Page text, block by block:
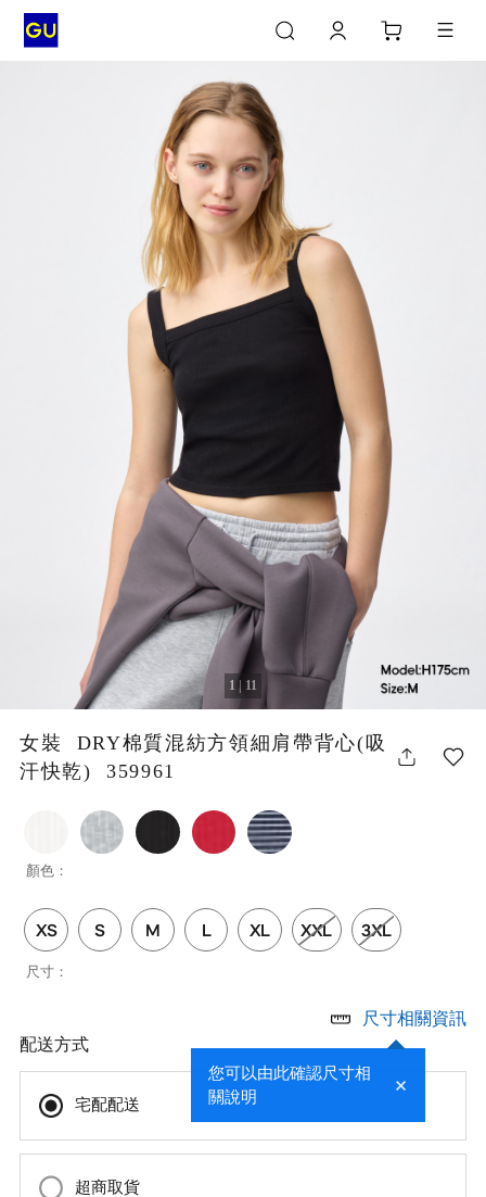
1 | 11
女裝 DRY棉質混紡方領細肩帶背心(吸
汗快乾) 359961
顏色：
XS S M L XL XXL 3XL
尺寸：
尺寸相關資訊
您可以由此確認尺寸相
關說明
配送方式
宅配配送
超商取貨